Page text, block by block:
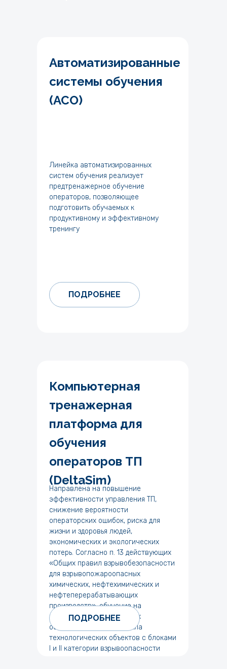
Автоматизированные
системы обучения
(АСО)
Линейка автоматизированных
систем обучения реализует
предтренажерное обучение
операторов, позволяющее
подготовить обучаемых к
продуктивному и эффективному
тренингу
ПОДРОБНЕЕ
Компьютерная
тренажерная
платформа для
обучения
операторов ТП
(DeltaSim)
Направлена на повышение
эффективности управления ТП,
снижение вероятности
операторских ошибок, риска для
жизни и здоровья людей,
экономических и экологических
потерь. Согласно п. 13 действующих
«Общих правил взрывобезопасности
для взрывопожароопасных
химических, нефтехимических и
нефтеперерабатывающих
производств», обучение на
компьютерных тренажерах
обязательно для персонала
технологических объектов с блоками
I и II категории взрывоопасности
ПОДРОБНЕЕ